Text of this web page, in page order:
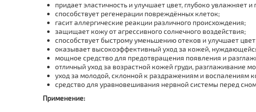
придает эластичность и улучшает цвет, глубоко увлажняет и
способствует регенерации повреждённых клеток;
гасит аллергические реакции различного происхождения;
защищает кожу от агрессивного солнечного воздействия;
способствует быстрому уменьшению отеков и улучшает
оказывает высокоэффективный уход за кожей,
мощное средство для предотвращения появления и
отличный уход за возрастной кожей груди, разглаживание
уход за молодой, склонной к раздражениям и воспалениям
средство для уравновешивания нервной системы перед
Применение: